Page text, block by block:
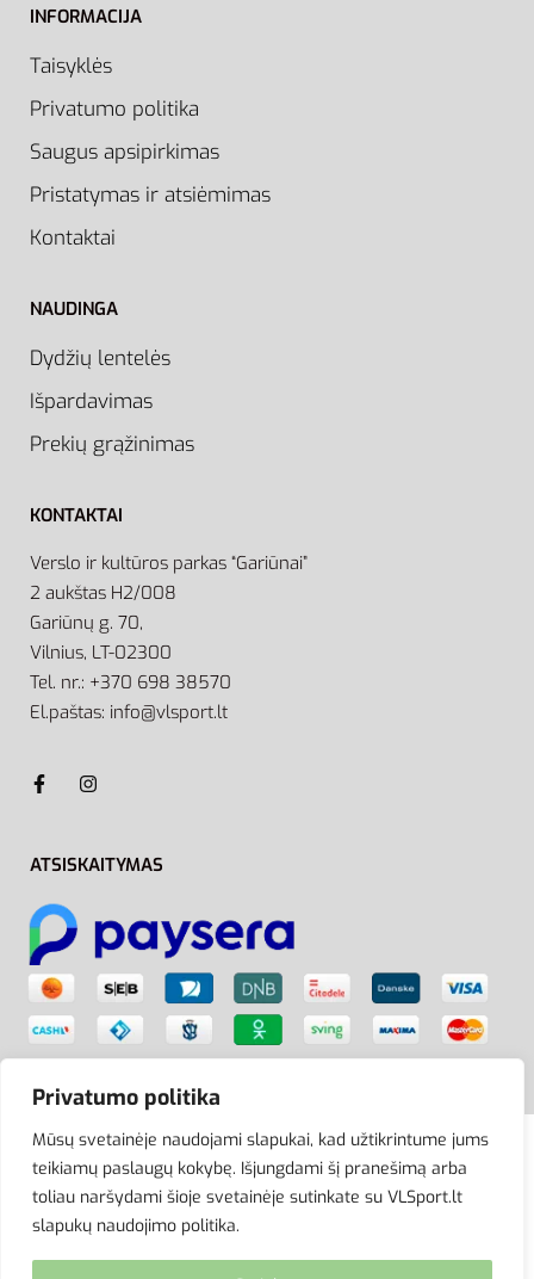
Privatumo politika
Mūsų svetainėje naudojami slapukai, kad užtikrintume jums
teikiamų paslaugų kokybę. Išjungdami šį pranešimą arba
toliau naršydami šioje svetainėje sutinkate su VLSport.lt
slapukų naudojimo politika.
INFORMACIJA
Taisyklės
Privatumo politika
Saugus apsipirkimas
Pristatymas ir atsiėmimas
Kontaktai
NAUDINGA
Dydžių lentelės
Išpardavimas
Prekių grąžinimas
KONTAKTAI
Verslo ir kultūros parkas “Gariūnai”
2 aukštas H2/008
Gariūnų g. 70,
Vilnius, LT-02300
Tel. nr.: +370 698 38570
El.paštas: info@vlsport.lt
ATSISKAITYMAS
© VLSport. 2026. Visos teisės saugomos.
Kopijuoti, platinti svetainės turinį be autorių sutikimo
griežtai draudžiama.